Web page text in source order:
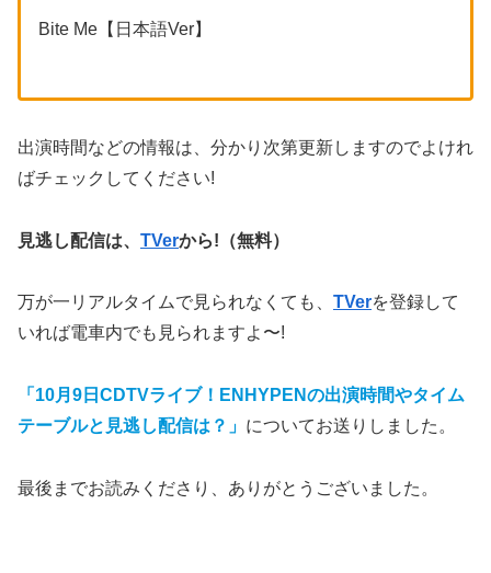
Bite Me【日本語Ver】
出演時間などの情報は、分かり次第更新しますのでよけれ
ばチェックしてください!
見逃し配信は、 TVerから!（無料）
万が一リアルタイムで見られなくても、 TVerを登録して
いれば電車内でも見られますよ〜!
「10月9日CDTVライブ！ENHYPENの出演時間やタイム
テーブルと見逃し配信は？」 についてお送りしました。
最後までお読みくださり、ありがとうございました。